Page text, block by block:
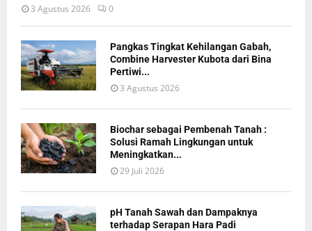
3 Agustus 2026 0
Pangkas Tingkat Kehilangan Gabah,
Combine Harvester Kubota dari Bina
Pertiwi...
3 Agustus 2026
Biochar sebagai Pembenah Tanah :
Solusi Ramah Lingkungan untuk
Meningkatkan...
29 Juli 2026
pH Tanah Sawah dan Dampaknya
terhadap Serapan Hara Padi